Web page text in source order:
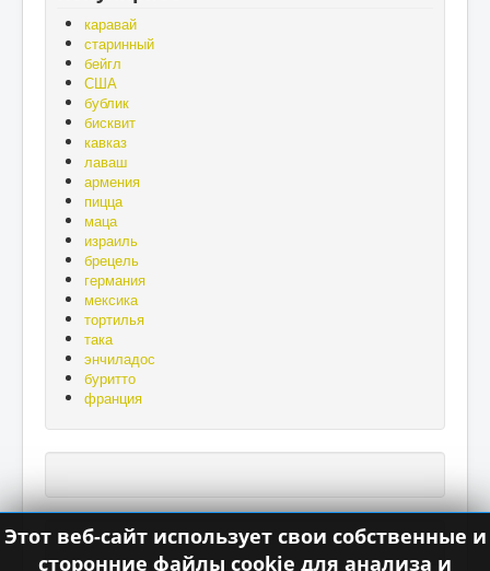
«Без
золота
проживёшь,
без
хлеба
нет».
каравай
старинный
бейгл
США
бублик
бисквит
кавказ
лаваш
армения
пицца
маца
израиль
брецель
германия
мексика
тортилья
така
энчиладос
буритто
франция
Этот веб-сайт использует свои собственные и
сторонние файлы cookie для анализа и